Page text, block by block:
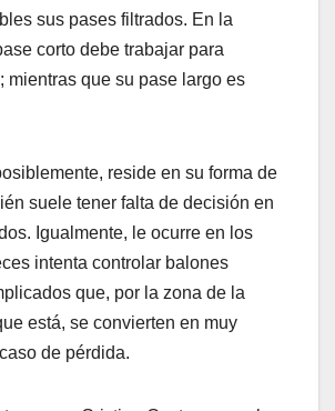
sus pases filtrados. En la
corto debe trabajar para
mientras que su pase largo es
reside en su forma de
suele tener falta de decisión en
Igualmente, le ocurre en los
intenta controlar balones
que, por la zona de la
está, se convierten en muy
de pérdida.